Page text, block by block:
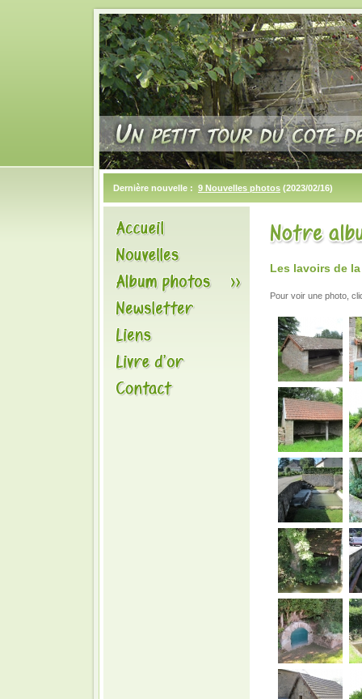
Dernière nouvelle : 9 Nouvelles photos (2023/02/16)
Les lavoirs de la
Pour voir une photo,